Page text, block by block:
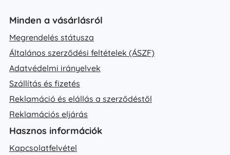
Minden a vásárlásról
Megrendelés státusza
Általános szerződési feltételek (ÁSZF)
Adatvédelmi irányelvek
Szállítás és fizetés
Reklamáció és elállás a szerződéstől
Reklamációs eljárás
Hasznos információk
Kapcsolatfelvétel